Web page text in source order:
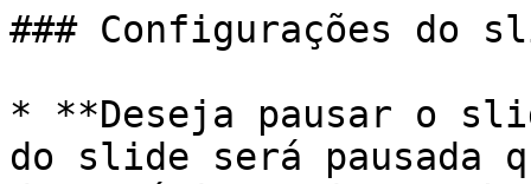
### Configurações do
* **Deseja pausar o
do slide será pausada